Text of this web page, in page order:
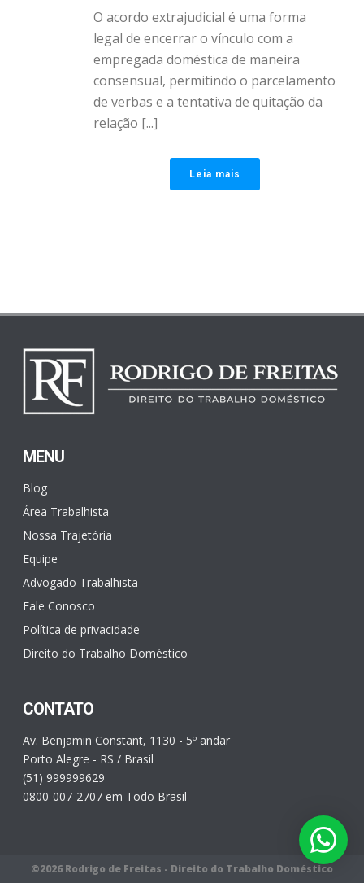
O acordo extrajudicial é uma forma
legal de encerrar o vínculo com a
empregada doméstica de maneira
consensual, permitindo o parcelamento
de verbas e a tentativa de quitação da
relação [...]
Leia mais
MENU
Blog
Área Trabalhista
Nossa Trajetória
Equipe
Advogado Trabalhista
Fale Conosco
Política de privacidade
Direito do Trabalho Doméstico
CONTATO
Av. Benjamin Constant, 1130 - 5º andar
Porto Alegre - RS / Brasil
(51) 999999629
0800-007-2707 em Todo Brasil
©2026 Rodrigo de Freitas - Direito do Trabalho Doméstico